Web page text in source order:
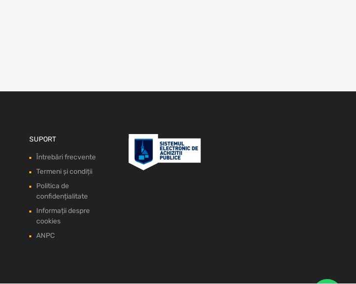
SUPORT
Întrebări frecvente
Termeni și condiții
Politica de
confidențialitate
Informații despre
cookies
ANPC